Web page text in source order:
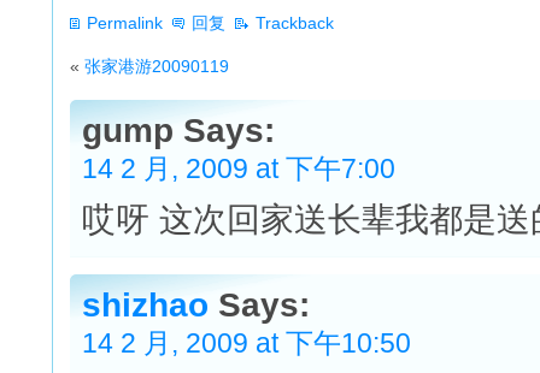
Permalink 回复 Trackback
« 张家港游20090119
gump Says:
14 2 月, 2009 at 下午7:00
哎呀 这次回家送长辈我都是
shizhao Says:
14 2 月, 2009 at 下午10:50